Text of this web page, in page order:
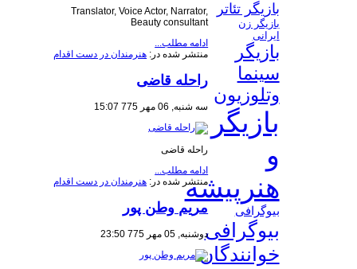
Translator, Voice Actor, Narrator,
Beauty consultant
ادامه مطلب...
منتشر شده در: هنرمندان در دست اقدام
راحله قاضی
سه شنبه, 06 مهر 775 15:07
راحله قاضی
ادامه مطلب...
منتشر شده در: هنرمندان در دست اقدام
مریم وطن پور
دوشنبه, 05 مهر 775 23:50
بازیگر تئاتر
بازیگر زن
ایرانی
بازیگر
سینما
وتلوزیون
بازیگر
و
هنرپیشه
بیوگرافی
بیوگرافی
خوانندگان